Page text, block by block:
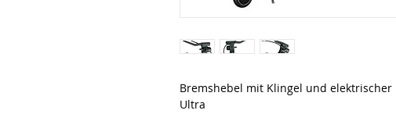
Bremshebel mit Klingel und
Ultra